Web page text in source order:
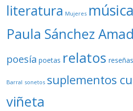
literatura Mujeres música
Paula Sánchez
poesía poetas relatos reseñas
Barral sonetos suplementos
viñeta